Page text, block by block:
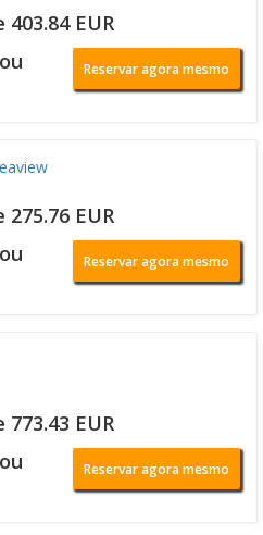
EUR
ou Reservar agora mesmo
EUR
ou Reservar agora mesmo
EUR
ou Reservar agora mesmo